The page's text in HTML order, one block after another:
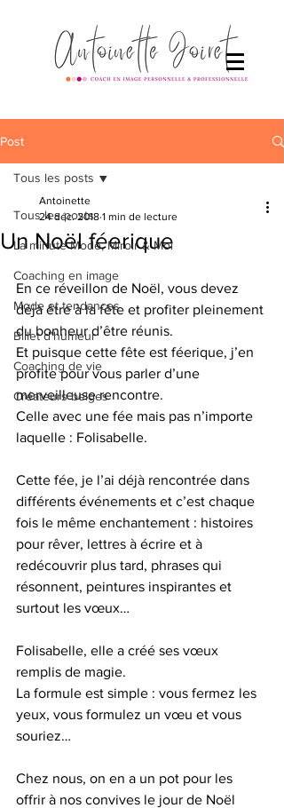
Post
Tous les posts
La minute Mode, Miroir & Moi
Coaching en image
Mode et tendances
Billet d'humeur
Coaching de vie
Créateurs belges
Tous les posts
Un Noël féerique
Antoinette
24 déc. 2018 1 min de lecture
En ce réveillon de Noël, vous devez
déjà être à la fête et profiter pleinement
du bonheur d’être réunis.
Et puisque cette fête est féerique, j’en
profite pour vous parler d’une
merveilleuse rencontre.
Celle avec une fée mais pas n’importe
laquelle : Folisabelle.
Cette fée, je l’ai déjà rencontrée dans
différents événements et c’est chaque
fois le même enchantement : histoires
pour rêver, lettres à écrire et à
redécouvrir plus tard, phrases qui
résonnent, peintures inspirantes et
surtout les vœux…
Folisabelle, elle a créé ses vœux
remplis de magie.
La formule est simple : vous fermez les
yeux, vous formulez un vœu et vous
souriez…
Chez nous, on en a un pot pour les
offrir à nos convives le jour de Noël